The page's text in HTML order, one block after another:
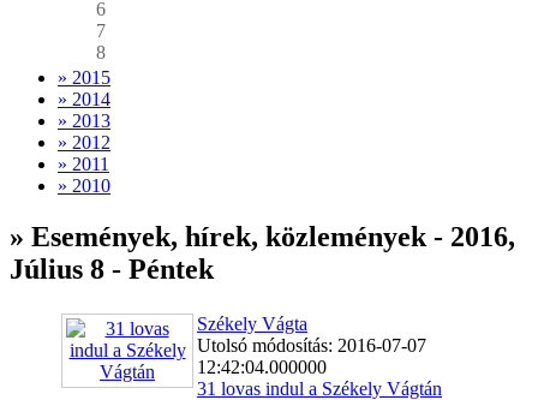
6
7
8
» 2015
» 2014
» 2013
» 2012
» 2011
» 2010
» Események, hírek, közlemények - 2016,
Július 8 - Péntek
Székely Vágta
Utolsó módosítás: 2016-07-07
12:42:04.000000
31 lovas indul a Székely Vágtán